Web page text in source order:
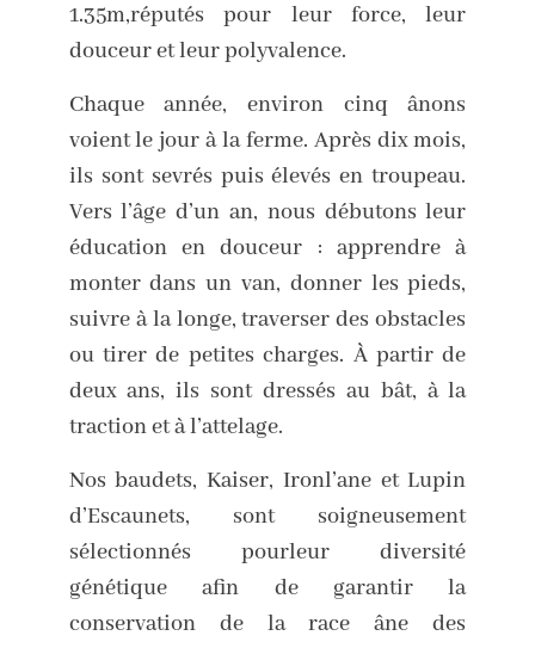
1.35m,réputés pour leur force, leur
douceur et leur polyvalence.
Chaque année, environ cinq ânons
voient le jour à la ferme. Après dix mois,
ils sont sevrés puis élevés en troupeau.
Vers l’âge d’un an, nous débutons leur
éducation en douceur : apprendre à
monter dans un van, donner les pieds,
suivre à la longe, traverser des obstacles
ou tirer de petites charges. À partir de
deux ans, ils sont dressés au bât, à la
traction et à l’attelage.
Nos baudets, Kaiser, Ironl’ane et Lupin
d’Escaunets, sont soigneusement
sélectionnés pourleur diversité
génétique afin de garantir la
conservation de la race âne des